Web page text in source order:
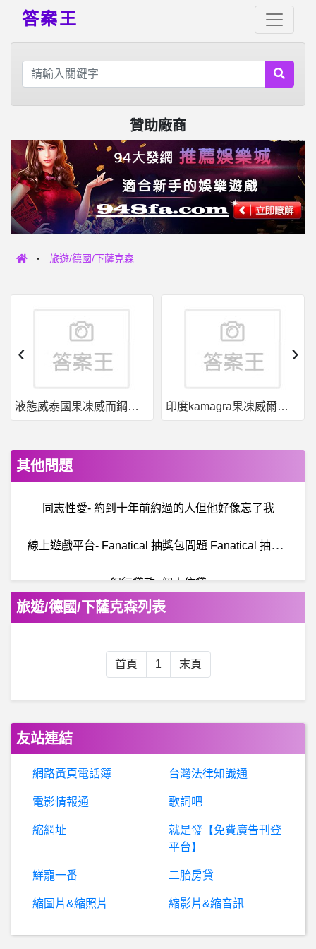
答案王
贊助廠商
旅遊/德國/下薩克森
液態威泰國果凍威而鋼哪裡買 印度kamagra果凍威爾剛用於治療男性勃起功能障礙
‹ ›
其他問題
同志性愛- 約到十年前約過的人但他好像忘了我
線
上遊戲平台- Fanatical 抽獎包問題 Fanatical 抽獎包問題
銀行貸款- 個人信貸
房屋交易- 不動產說明書索取 不動產說明書索取
仙境傳說-手機版- 怎麼換裝比較好?
What is the meaning of sportsbook?
行動通訊- 這種矽膠軟殼效果 這種矽膠軟殼效果
Scenarist- 以武漢肺炎為主或背景的故事
旅遊/德國/下薩克森列表
首頁 1 末頁
友站連結
網路黃頁電話簿 台灣法律知識通
電影情報通 歌詞吧
縮網址
就是發【免費廣告刊登
平台】
鮮寵一番 二胎房貸
縮圖片&縮照片 縮影片&縮音訊